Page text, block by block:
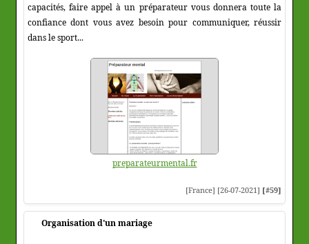
capacités, faire appel à un préparateur vous donnera toute la
confiance dont vous avez besoin pour communiquer, réussir
dans le sport...
preparateurmental.fr
[France] [26-07-2021] [#59]
Organisation d'un mariage